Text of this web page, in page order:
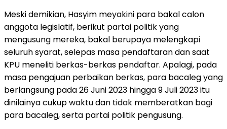
Meski demikian, Hasyim meyakini para bakal calon
anggota legislatif, berikut partai politik yang
mengusung mereka, bakal berupaya melengkapi
seluruh syarat, selepas masa pendaftaran dan saat
KPU meneliti berkas-berkas pendaftar. Apalagi, pada
masa pengajuan perbaikan berkas, para bacaleg yang
berlangsung pada 26 Juni 2023 hingga 9 Juli 2023 itu
dinilainya cukup waktu dan tidak memberatkan bagi
para bacaleg, serta partai politik pengusung.